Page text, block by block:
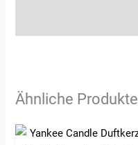
Ähnliche Produkte